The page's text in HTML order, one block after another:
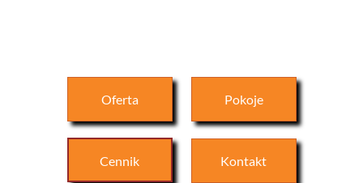
Oferta Pokoje
Cennik Kontakt